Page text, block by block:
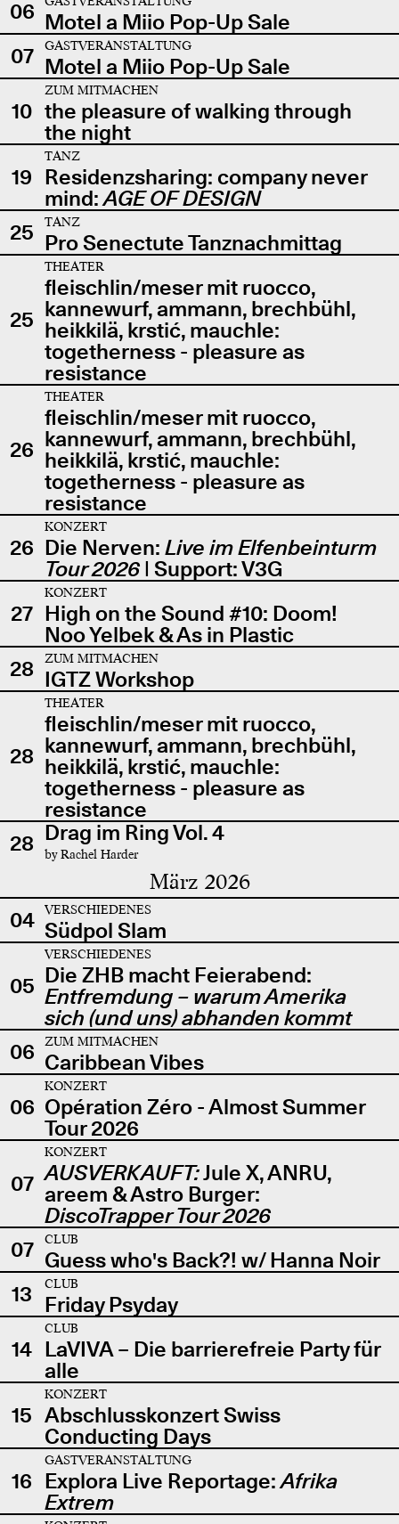
06 Motel a Miio Pop-Up Sale
07
GASTVERANSTALTUNG
Motel a Miio Pop-Up Sale
10
ZUM MITMACHEN
the pleasure of walking through
the night
19
TANZ
Residenzsharing: company never
mind:AGE OF DESIGN
25
TANZ
Pro Senectute Tanznachmittag
25
THEATER
fleischlin/meser mit ruocco,
kannewurf, ammann, brechbühl,
heikkilä, krstić, mauchle:
togetherness - pleasure as
resistance
26
THEATER
fleischlin/meser mit ruocco,
kannewurf, ammann, brechbühl,
heikkilä, krstić, mauchle:
togetherness - pleasure as
resistance
26
KONZERT
Die Nerven: Live im Elfenbeinturm
Tour 2026| Support: V3G
27
KONZERT
High on the Sound #10: Doom!
Noo Yelbek & As in Plastic
28
ZUM MITMACHEN
IGTZ Workshop
28
THEATER
fleischlin/meser mit ruocco,
kannewurf, ammann, brechbühl,
heikkilä, krstić, mauchle:
togetherness - pleasure as
resistance
28 Drag im Ring Vol. 4
by Rachel Harder
März 2026
04 VERSCHIEDENES
Südpol Slam
05
VERSCHIEDENES
Die ZHB macht Feierabend:
Entfremdung – warum Amerika
sich (und uns) abhanden kommt
06
ZUM MITMACHEN
Caribbean Vibes
06
KONZERT
Opération Zéro - Almost Summer
Tour 2026
07
KONZERT
AUSVERKAUFT:Jule X, ANRU,
areem & Astro Burger:
DiscoTrapper Tour 2026
07
CLUB
Guess who's Back?! w/ Hanna Noir
13
CLUB
Friday Psyday
14
CLUB
LaVIVA – Die barrierefreie Party für
alle
15
KONZERT
Abschlusskonzert Swiss
Conducting Days
16
GASTVERANSTALTUNG
Explora Live Reportage:Afrika
Extrem